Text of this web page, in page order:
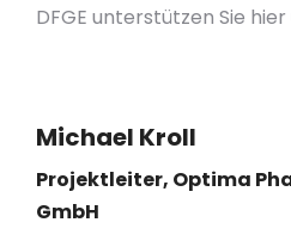
DFGE unterstützen Sie
Michael Kroll
Projektleiter, Optima
GmbH